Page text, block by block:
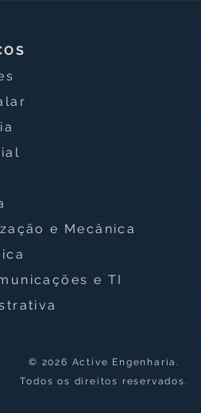
essa tecnologia pode
tornar uma
artificial
e Mecânica
e TI
© 2026 Active Engenharia.
Todos os direitos reservados.